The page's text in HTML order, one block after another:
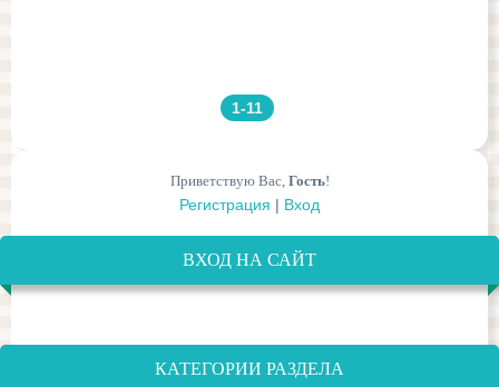
1-11
Приветствую Вас, Гость!
Регистрация | Вход
ВХОД НА САЙТ
КАТЕГОРИИ РАЗДЕЛА